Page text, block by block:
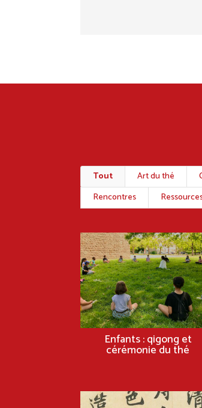
Tout Art du thé
Rencontres
Enfants : qigong et
cérémonie du thé